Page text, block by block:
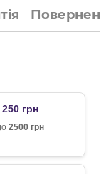
250 грн
2500 грн